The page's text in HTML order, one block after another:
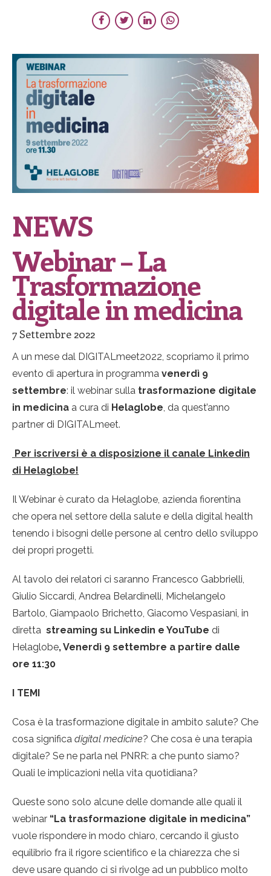
NEWS
Webinar – La
Trasformazione
digitale in medicina
7 Settembre 2022
A un mese dal DIGITALmeet2022, scopriamo il primo
evento di apertura in programma venerdì 9
settembre: il webinar sulla trasformazione digitale
in medicina a cura di Helaglobe, da quest’anno
partner di DIGITALmeet.
Per iscriversi è a disposizione il canale Linkedin
di Helaglobe!
Il Webinar è curato da Helaglobe, azienda fiorentina
che opera nel settore della salute e della digital health
tenendo i bisogni delle persone al centro dello sviluppo
dei propri progetti.
Al tavolo dei relatori ci saranno Francesco Gabbrielli,
Giulio Siccardi, Andrea Belardinelli, Michelangelo
Bartolo, Giampaolo Brichetto, Giacomo Vespasiani, in
diretta streaming su Linkedin e YouTube di
Helaglobe, Venerdì 9 settembre a partire dalle
ore 11:30
I TEMI
Cosa è la trasformazione digitale in ambito salute? Che
cosa significa digital medicine? Che cosa è una terapia
digitale? Se ne parla nel PNRR: a che punto siamo?
Quali le implicazioni nella vita quotidiana?
Queste sono solo alcune delle domande alle quali il
webinar “La trasformazione digitale in medicina”
vuole rispondere in modo chiaro, cercando il giusto
equilibrio fra il rigore scientifico e la chiarezza che si
deve usare quando ci si rivolge ad un pubblico molto